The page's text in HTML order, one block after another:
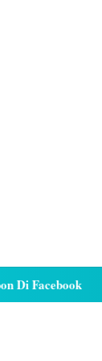
Facebook